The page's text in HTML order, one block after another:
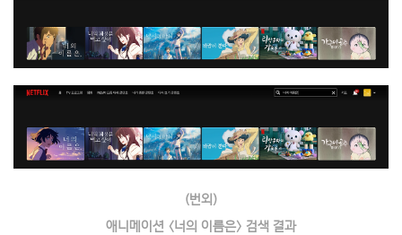
(번외)
애니메이션 〈너의 이름은〉 검색 결과